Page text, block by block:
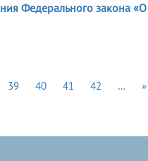
Федерального закона
39 40 41 42 … »